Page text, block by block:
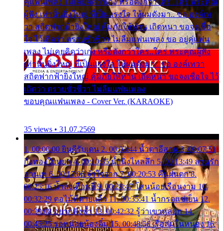
ผู้ฟัง เท่านั้นยิ่งใหญ่ ที่เป็นแรงใจ ให้ผมดังมา.. ขอ องค์เท
วา สถิตฟากฟ้ายิ่งใหญ่ คุ้มภัยให้ท่าน เถิดหนา ขอจงเชื่อ
ใจ ไว้เถิดว่า ตราบชั่วชีวา ไม่ลืมแฟนเพลง ขอ อยู่คู่แฟน
เพลง ไม่เคยคิดว่าเก่ง หรือดังกว่าใคร..ใคร พระคุณผู้ฟัง
เท่านั้นยิ่งใหญ่ ที่เป็นแรงใจ ให้ผมดังมา.. ขอ องค์เทวา
สถิตฟากฟ้ายิ่งใหญ่ คุ้มภัยให้ท่าน เถิดหนา ขอจงเชื่อใจ ไว้
เถิดว่า ตราบชั่วชีวา ไม่ลืมแฟนเพลง
ขอบคุณแฟนเพลง - Cover Ver. (KARAOKE)
35 views • 31.07.2569
1. 00:00:00 ยินดีรับเดน 2. 00:03:44 น้ำตาอีสาน 3. 00:07:51
กิ่งทองใบหยก 4. 00:10:35 น้ำนิ่งไหลลึก 5. 00:13:49 ลานรัก
ลานเท 6. 00:17:06 จำใจจาก 7. 00:20:53 คืนฝนตก 8.
00:25:16 น้ำลงเดือนยี่ 9. 00:28:47 โสนน้อยเรือนงาม 10.
00:32:29 ตอไม้ที่ตายแล้ว 11. 00:35:41 น้ำกรดแช่เย็น 12.
00:39:08 อยากฟังซ้ำ 13. 00:42:32 รู้ว่าเขาหลอก 14.
00:45:25 รอหน่อยน้องติ๋ม 15. 00:48:56 เรือล่มในหนอง 16.